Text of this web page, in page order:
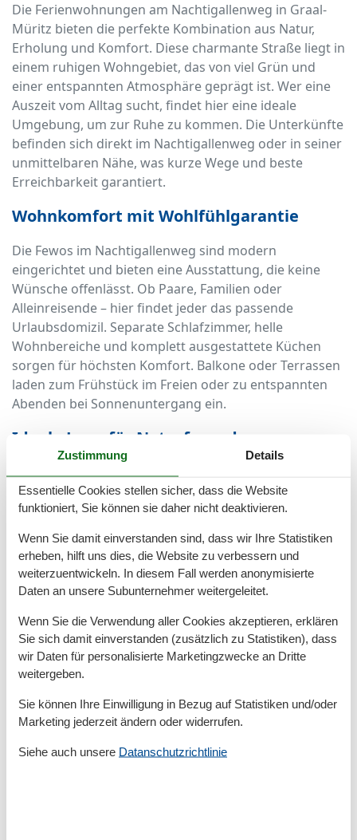
Die Ferienwohnungen am Nachtigallenweg in Graal-
Müritz bieten die perfekte Kombination aus Natur,
Erholung und Komfort. Diese charmante Straße liegt in
einem ruhigen Wohngebiet, das von viel Grün und
einer entspannten Atmosphäre geprägt ist. Wer eine
Auszeit vom Alltag sucht, findet hier eine ideale
Umgebung, um zur Ruhe zu kommen. Die Unterkünfte
befinden sich direkt im Nachtigallenweg oder in seiner
unmittelbaren Nähe, was kurze Wege und beste
Erreichbarkeit garantiert.
Wohnkomfort mit Wohlfühlgarantie
Die Fewos im Nachtigallenweg sind modern
eingerichtet und bieten eine Ausstattung, die keine
Wünsche offenlässt. Ob Paare, Familien oder
Alleinreisende – hier findet jeder das passende
Urlaubsdomizil. Separate Schlafzimmer, helle
Wohnbereiche und komplett ausgestattete Küchen
sorgen für höchsten Komfort. Balkone oder Terrassen
laden zum Frühstück im Freien oder zu entspannten
Abenden bei Sonnenuntergang ein.
Ideale Lage für Naturfreunde
Durch die Nähe zum Küstenwald ist die Umgebung
besonders attraktiv für Spaziergänger, Wanderer und
Radfahrer. Bereits nach wenigen Minuten erreicht man
zu Fuß idyllische Waldwege, die bis zum Ostseestrand
führen. Wer gerne joggt, spazieren geht oder einfach
nur die Natur auf sich wirken lassen möchte, wird sich
hier wohlfühlen.
Kurze Wege zu Strand und Zentrum
Trotz der ruhigen Lage ist der Strand nicht weit
entfernt. In rund zehn Minuten erreicht man mit dem
Müritz. Auch das Ortszentrum mit
Einkaufsmöglichkeiten, Cafés, Restaurants und dem
beliebten Rhododendronpark ist gut erreichbar. Die
Zustimmung Details
Essentielle Cookies stellen sicher, dass die Website
funktioniert, Sie können sie daher nicht deaktivieren.
Wenn Sie damit einverstanden sind, dass wir Ihre Statistiken
erheben, hilft uns dies, die Website zu verbessern und
weiterzuentwickeln. In diesem Fall werden anonymisierte
Daten an unsere Subunternehmer weitergeleitet.
Wenn Sie die Verwendung aller Cookies akzeptieren, erklären
Sie sich damit einverstanden (zusätzlich zu Statistiken), dass
wir Daten für personalisierte Marketingzwecke an Dritte
weitergeben.
Sie können Ihre Einwilligung in Bezug auf Statistiken und/oder
Marketing jederzeit ändern oder widerrufen.
Siehe auch unsere Datanschutzrichtlinie